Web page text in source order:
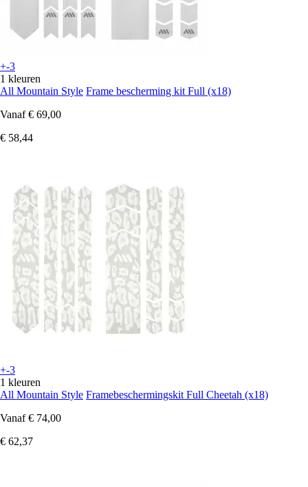
+-3
1 kleuren
All Mountain Style Frame bescherming kit Full (x18)
Vanaf € 69,00
€ 58,44
+-3
1 kleuren
All Mountain Style Framebeschermingskit Full Cheetah (x18)
Vanaf € 74,00
€ 62,37